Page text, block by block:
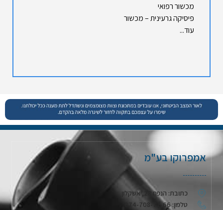
מכשור רפואי
פיסיקה גרעינית – מכשור
עוד...
אמפרוקו בע"מ
כתובת: הנפח 28, אשקלון
טלפון: 074-708-71-66